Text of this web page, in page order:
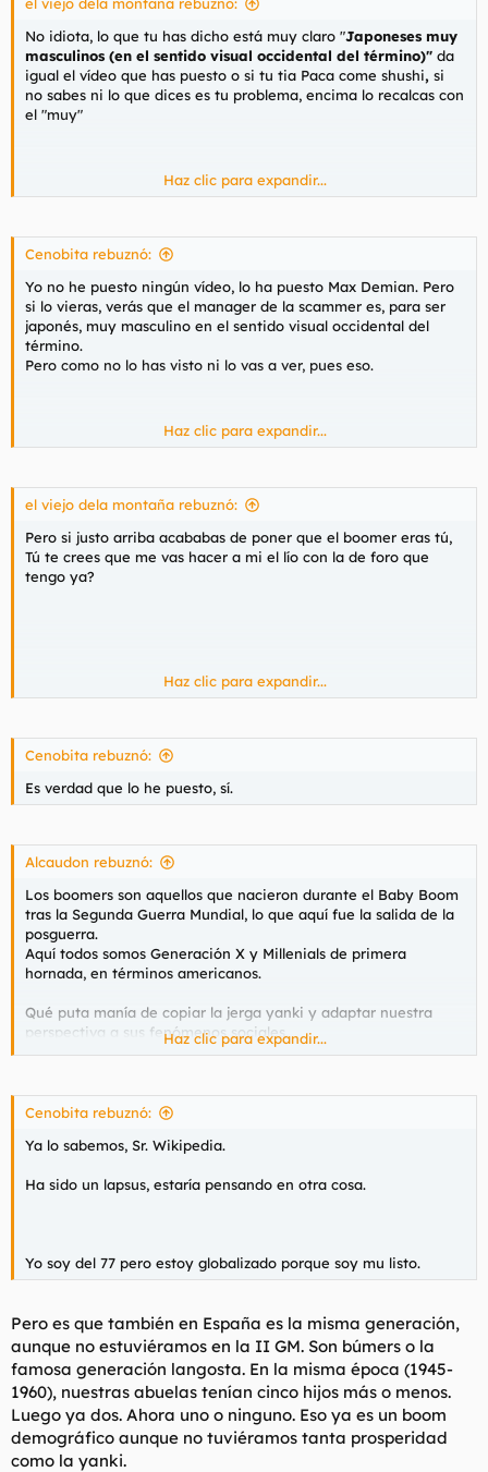
No idiota, lo que tu has dicho está muy claro "Japoneses muy
masculinos (en el sentido visual occidental del término)" da
igual el vídeo que has puesto o si tu tia Paca come shushi, si
no sabes ni lo que dices es tu problema, encima lo recalcas con
el "muy"
Los boomer pertenecen a la generación entre 1950 y 1975,
yo pertenecemos a ella, así que deja de hablar como un
Haz clic para expandir...
Cenobita rebuznó:
Yo no he puesto ningún vídeo, lo ha puesto Max Demian. Pero
si lo vieras, verás que el manager de la scammer es, para ser
japonés, muy masculino en el sentido visual occidental del
término.
Pero como no lo has visto ni lo vas a ver, pues eso.
Yo ya sé que no pertenezco a ella, pero pensaba que tú sí, por
biológica.
Haz clic para expandir...
el viejo dela montaña rebuznó:
Pero si justo arriba acababas de poner que el boomer eras tú,
Tú te crees que me vas hacer a mi el lío con la de foro que
tengo ya?
Haz clic para expandir...
Cenobita rebuznó:
Es verdad que lo he puesto, sí.
Alcaudon rebuznó:
Los boomers son aquellos que nacieron durante el Baby Boom
tras la Segunda Guerra Mundial, lo que aquí fue la salida de la
posguerra.
Aquí todos somos Generación X y Millenials de primera
hornada, en términos americanos.
Qué puta manía de copiar la jerga yanki y adaptar nuestra
perspectiva a sus fenómenos sociales.
Eso sólo tiene sentido para los nacidos a partir del 2000, una
Haz clic para expandir...
Cenobita rebuznó:
Ya lo sabemos, Sr. Wikipedia.
Ha sido un lapsus, estaría pensando en otra cosa.
Yo soy del 77 pero estoy globalizado porque soy mu listo.
Pero es que también en España es la misma generación,
aunque no estuviéramos en la II GM. Son búmers o la
famosa generación langosta. En la misma época (1945-
1960), nuestras abuelas tenían cinco hijos más o menos.
Luego ya dos. Ahora uno o ninguno. Eso ya es un boom
demográfico aunque no tuviéramos tanta prosperidad
como la yanki.